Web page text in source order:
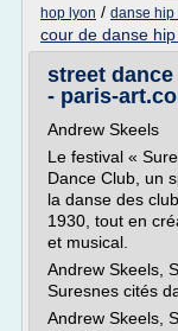
hop lyon / danse hip
cour de danse
street
- paris-
Andrew Skeels
Le festival «
Dance Club, un
la danse des
1930, tout en
et musical.
Andrew Skeels,
Suresnes cités
Andrew Skeels,